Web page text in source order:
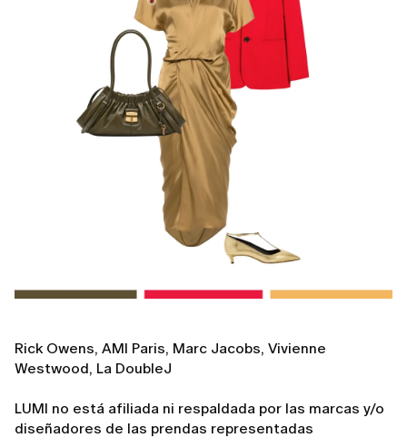
Rick Owens, AMI Paris, Marc Jacobs, Vivienne
Westwood, La DoubleJ
LUMI no está afiliada ni respaldada por las marcas y/o
diseñadores de las prendas representadas